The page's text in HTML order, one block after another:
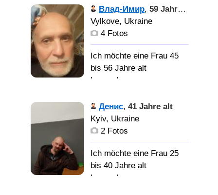
нормальний мужик
Влад-Имир, 59 Jahre alt
Vylkove, Ukraine
4 Fotos
Ich möchte eine Frau 45
bis 56 Jahre alt
kennenlernen
Абсолютно
здоров, чего и вам
пожелаю...
Живу не в Вилково, но
рядом, моего миста нет в
списке...
Денис, 41 Jahre alt
Kyiv, Ukraine
2 Fotos
Ich möchte eine Frau 25
bis 40 Jahre alt
kennenlernen